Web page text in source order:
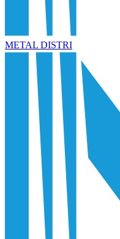
METAL DISTRI